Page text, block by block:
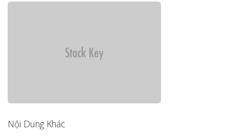
Nội Dung Khác